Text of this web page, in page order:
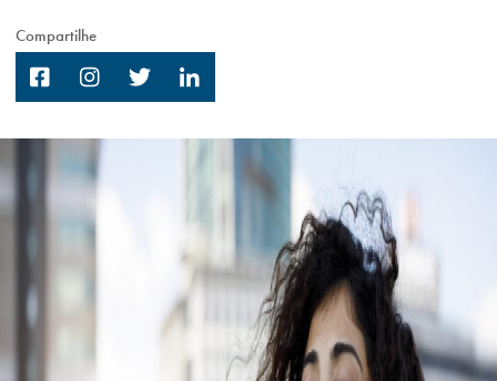
FINANCIAMENTO E BOLSAS
Campi/Unidades
Atendimento (21) 2574 8888
Conclua sua Matrícula
SOLICITE INFORMAÇÕES
Compartilhe